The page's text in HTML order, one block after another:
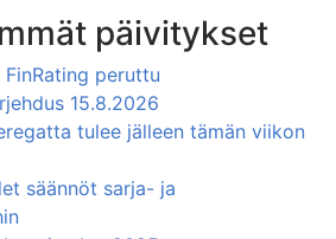
päivitykset
peruttu
15.8.2026
tulee jälleen tämän viikon
säännöt sarja- ja